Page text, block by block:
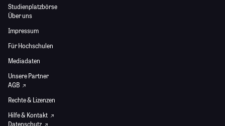
Studienplatzbörse
Über uns
Impressum
Für Hochschulen
Mediadaten
Unsere Partner
AGB
Rechte & Lizenzen
Hilfe & Kontakt
Datenschutz